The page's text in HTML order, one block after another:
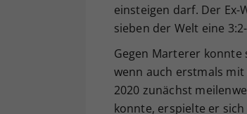
einsteigen darf. Der
sieben der Welt eine
Gegen Marterer
wenn auch erstmals mit
2020 zunächst
konnte, erspielte er